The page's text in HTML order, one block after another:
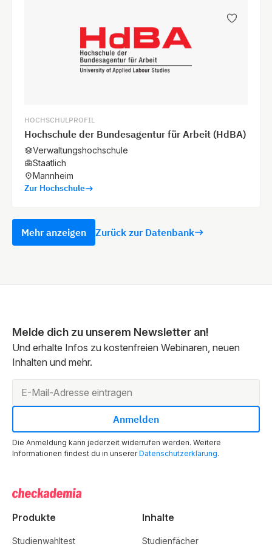
HOCHSCHULPROFIL
Hochschule der Bundesagentur für Arbeit (HdBA)
Verwaltungshochschule
Staatlich
Mannheim
Zur Hochschule
Mehr anzeigen Zurück zur Datenbank
Melde dich zu unserem Newsletter an!
Und erhalte Infos zu kostenfreien Webinaren, neuen
Inhalten und mehr.
Die Anmeldung kann jederzeit widerrufen werden. Weitere
Informationen findest du in unsererDatenschutzerklärung.
Produkte
Studienwahltest
Inhalte
Studienfächer